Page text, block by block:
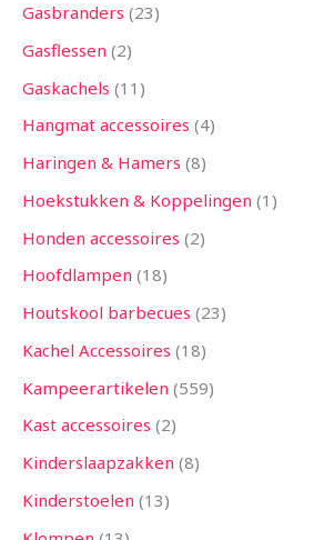
Gasbranders 23
Gasflessen 2
Gaskachels 11
Hangmat accessoires 4
Haringen & Hamers 8
Hoekstukken & Koppelingen 1
Honden accessoires 2
Hoofdlampen 18
Houtskool barbecues 23
Kachel Accessoires 18
Kampeerartikelen 559
Kast accessoires 2
Kinderslaapzakken 8
Kinderstoelen 13